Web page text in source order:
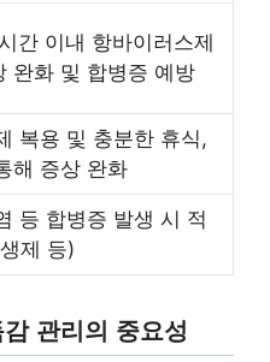
간 이내 항바이러스제
완화 및 합병증 예방
복용 및 충분한 휴식,
해 증상 완화
등 합병증 발생 시 적
제 등)
관리의 중요성